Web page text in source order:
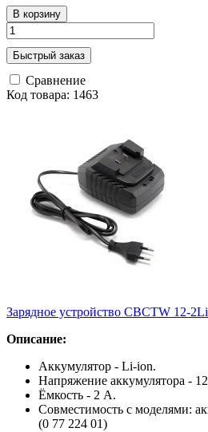
В корзину
Быстрый заказ
Сравнение
Код товара: 1463
Зарядное устройство CBCTW 12-
Описание:
Аккумулятор - Li-ion.
Напряжение аккумулятора -
Ёмкость - 2 А.
Совместимость с моделями:
(0 77 224 01)